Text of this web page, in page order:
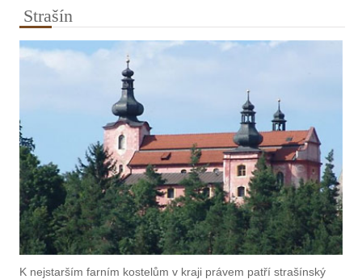
Strašín
K nejstarším farním kostelům v kraji právem patří strašínský